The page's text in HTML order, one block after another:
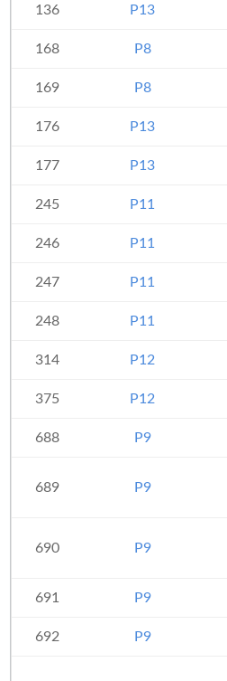
136 P13
168 P8
169 P8
176 P13
177 P13
245 P11
246 P11
247 P11
248 P11
314 P12
375 P12
688 P9
689 P9
690 P9
691 P9
692 P9